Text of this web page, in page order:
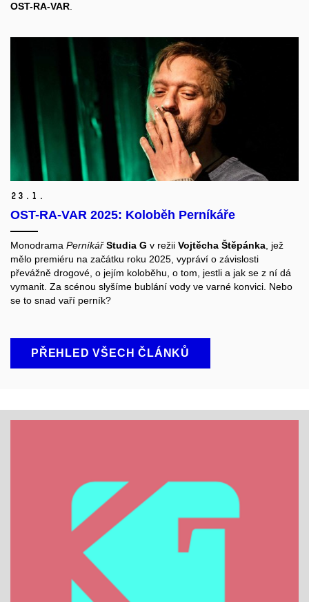
OST-RA-VAR
23. 1.
OST-RA-VAR 2025: Koloběh Perníkáře
Monodrama PerníkářStudia G v režii Vojtěcha Štěpánka, jež
mělo premiéru na začátku roku 2025, vypráví o závislosti
převážně drogové, o jejím koloběhu, o tom, jestli a jak se z ní dá
vymanit. Za scénou slyšíme bublání vody ve varné konvici. Nebo
se to snad vaří perník?
PŘEHLED VŠECH ČLÁNKŮ